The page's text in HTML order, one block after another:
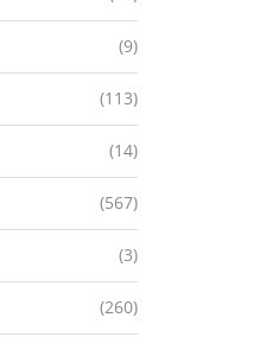
(9)
(113)
(14)
(567)
(3)
(260)